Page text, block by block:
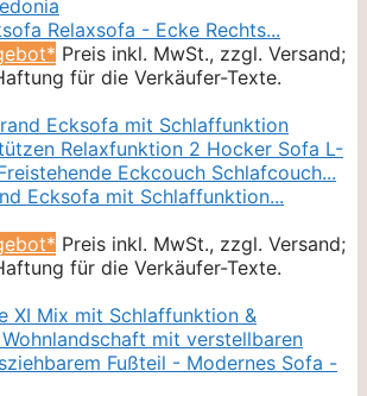
Relaxsofa - Ecke Rechts...
Preis inkl. MwSt., zzgl. Versand;
für die Verkäufer-Texte.
Ecksofa mit Schlaffunktion...
Preis inkl. MwSt., zzgl. Versand;
für die Verkäufer-Texte.